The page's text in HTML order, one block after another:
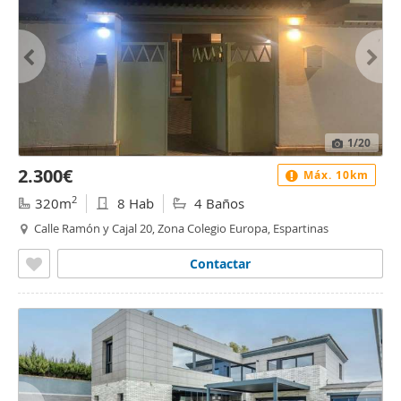
1/20
2.300€
320m2 8 Hab 4 Baños
Calle Ramón y Cajal 20, Zona Colegio Europa, Espartinas
Contactar
Máx. 10km